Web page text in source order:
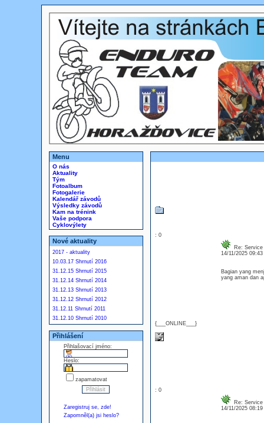
Menu
O nás
Aktuality
Tým
Fotoalbum
Fotogalerie
Kalendář závodů
Výsledky závodů
Kam na trénink
Vaše podpora
Cyklovýlety
Nové aktuality
2017 - aktuality
10.03.17 Shrnutí 2016
31.12.15 Shrnutí 2015
31.12.14 Shrnutí 2014
31.12.13 Shrnutí 2013
31.12.12 Shrnutí 2012
31.12.11 Shrnutí 2011
31.12.10 Shrnutí 2010
Přihlášení
Přihlašovací jméno:
Heslo:
zapamatovat
Zaregistruj se, zde!
Zapomněl(a) jsi heslo?
: 0
{___ONLINE___}
Re: Service
14/11/2025
Bagian yang
yang aman dan
: 0
Re: Service
14/11/2025